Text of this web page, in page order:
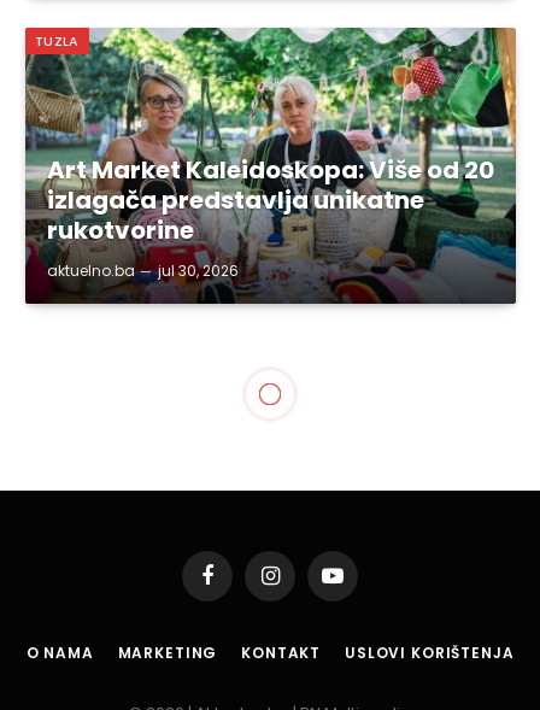
TUZLA
Art Market Kaleidoskopa: Više od 20
izlagača predstavlja unikatne
rukotvorine
aktuelno.ba jul 30, 2026
Uspješno završena 6.
Tuzlanska biciklijada
aug 27, 2017 1 Min Read